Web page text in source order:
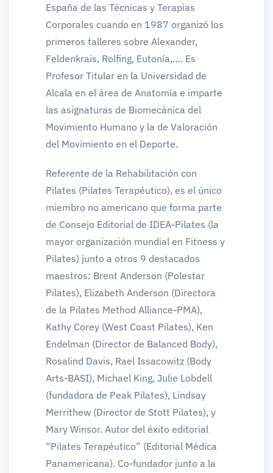
España de las Técnicas y Terapias
Corporales cuando en 1987 organizó los
primeros talleres sobre Alexander,
Feldenkrais, Rolfing, Eutonía,…. Es
Profesor Titular en la Universidad de
Alcala en el área de Anatomía e imparte
las asignaturas de Biomecánica del
Movimiento Humano y la de Valoración
del Movimiento en el Deporte.
Referente de la Rehabilitación con
Pilates (Pilates Terapéutico), es el único
miembro no americano que forma parte
de Consejo Editorial de IDEA-Pilates (la
mayor organización mundial en Fitness y
Pilates) junto a otros 9 destacados
maestros: Brent Anderson (Polestar
Pilates), Elizabeth Anderson (Directora
de la Pilates Method Alliance-PMA),
Kathy Corey (West Coast Pilates), Ken
Endelman (Director de Balanced Body),
Rosalind Davis, Rael Issacowitz (Body
Arts-BASI), Michael King, Julie Lobdell
(fundadora de Peak Pilates), Lindsay
Merrithew (Director de Stott Pilates), y
Mary Winsor. Autor del éxito editorial
“Pilates Terapéutico” (Editorial Médica
Panamericana). Co-fundador junto a la